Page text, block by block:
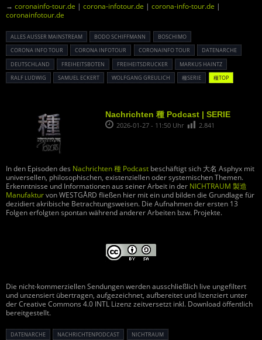
→ coronainfo-tour.de | corona-infotour.de | corona-info-tour.de |
coronainfotour.de
ALLES AUSSER MAINSTREAM BODO SCHIFFMANN
BOSCHIMO
CORONA INFO TOUR
CORONA INFOTOUR CORONAINFO TOUR
DATENARCHE
DEUTSCHLAND
FREIHEITSBOTEN FREIHEITSDRUCKER
MARKUS HAINTZ
RALF LUDWIG
SAMUEL ECKERT WOLFGANG GREULICH 種SERIE 種TOP
Nachrichten 種 Podcast | SERIE
2026-01-27 - 11:50 Uhr 2.841
In den Episoden des Nachrichten 種 Podcast beschäftigt sich 大名 Asphyx mit
universellen, philosophischen, existenziellen oder systemischen Themen.
Erkenntnisse und Informationen aus seiner Arbeit in der NICHTRAUM 製造
Manufakturvon WESTGÅRD fließen hier mit ein und bilden die Grundlage für
dezidiert akribische Betrachtungsweisen. Die Aufnahmen der ersten 13
Folgen erfolgten spontan während anderer Arbeiten bzw. Projekte.
Die nicht-kommerziellen Sendungen werden ausschließlich live ungefiltert
und unzensiert übertragen, aufgezeichnet, aufbereitet und lizenziert unter
der Creative Commons 4.0 INTL Lizenz zeitversetzt inkl. Download öffentlich
bereitgestellt.
DATENARCHE NACHRICHTENPODCAST NICHTRAUM